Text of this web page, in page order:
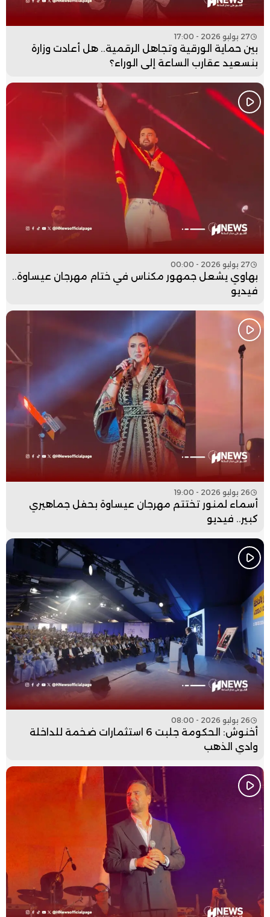
27 يوليو 2026 - 17:00
بين حماية الورقية وتجاهل الرقمية.. هل أعادت وزارة
بنسعيد عقارب الساعة إلى الوراء؟
27 يوليو 2026 - 00:00
بهاوي يشعل جمهور مكناس في ختام مهرجان عيساوة..
فيديو
26 يوليو 2026 - 19:00
أسماء لمنور تختتم مهرجان عيساوة بحفل جماهيري
كبير.. فيديو
26 يوليو 2026 - 08:00
أخنوش: الحكومة جلبت 6 استثمارات ضخمة للداخلة
وادي الذهب